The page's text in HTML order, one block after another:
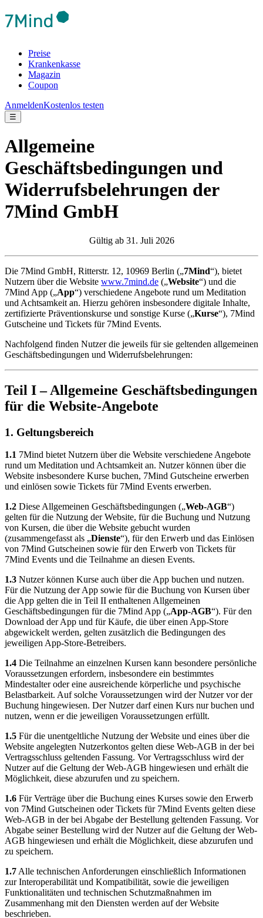
Preise
Krankenkasse
Magazin
Coupon
AnmeldenKostenlos testen
☰
Allgemeine
Geschäftsbedingungen und
Widerrufsbelehrungen der
7Mind GmbH
Gültig ab 31. Juli 2026
Die 7Mind GmbH, Ritterstr. 12, 10969 Berlin („7Mind“), bietet
Nutzern über die Website www.7mind.de („Website“) und die
7Mind App („App“) verschiedene Angebote rund um Meditation
und Achtsamkeit an. Hierzu gehören insbesondere digitale Inhalte,
zertifizierte Präventionskurse und sonstige Kurse („Kurse“), 7Mind
Gutscheine und Tickets für 7Mind Events.
Nachfolgend finden Nutzer die jeweils für sie geltenden allgemeinen
Geschäftsbedingungen und Widerrufsbelehrungen:
Teil I – Allgemeine Geschäftsbedingungen
für die Website-Angebote
1. Geltungsbereich
1.1 7Mind bietet Nutzern über die Website verschiedene Angebote
rund um Meditation und Achtsamkeit an. Nutzer können über die
Website insbesondere Kurse buchen, 7Mind Gutscheine erwerben
und einlösen sowie Tickets für 7Mind Events erwerben.
1.2 Diese Allgemeinen Geschäftsbedingungen („Web-AGB“)
gelten für die Nutzung der Website, für die Buchung und Nutzung
von Kursen, die über die Website gebucht wurden
(zusammengefasst als „Dienste“), für den Erwerb und das Einlösen
von 7Mind Gutscheinen sowie für den Erwerb von Tickets für
7Mind Events und die Teilnahme an diesen Events.
1.3 Nutzer können Kurse auch über die App buchen und nutzen.
Für die Nutzung der App sowie für die Buchung von Kursen über
die App gelten die in Teil II enthaltenen Allgemeinen
Geschäftsbedingungen für die 7Mind App („App-AGB“). Für den
Download der App und für Käufe, die über einen App-Store
abgewickelt werden, gelten zusätzlich die Bedingungen des
jeweiligen App-Store-Betreibers.
1.4 Die Teilnahme an einzelnen Kursen kann besondere persönliche
Voraussetzungen erfordern, insbesondere ein bestimmtes
Mindestalter oder eine ausreichende körperliche und psychische
Belastbarkeit. Auf solche Voraussetzungen wird der Nutzer vor der
Buchung hingewiesen. Der Nutzer darf einen Kurs nur buchen und
nutzen, wenn er die jeweiligen Voraussetzungen erfüllt.
1.5 Für die unentgeltliche Nutzung der Website und eines über die
Website angelegten Nutzerkontos gelten diese Web-AGB in der bei
Vertragsschluss geltenden Fassung. Vor Vertragsschluss wird der
Nutzer auf die Geltung der Web-AGB hingewiesen und erhält die
Möglichkeit, diese abzurufen und zu speichern.
1.6 Für Verträge über die Buchung eines Kurses sowie den Erwerb
von 7Mind Gutscheinen oder Tickets für 7Mind Events gelten diese
Web-AGB in der bei Abgabe der Bestellung geltenden Fassung. Vor
Abgabe seiner Bestellung wird der Nutzer auf die Geltung der Web-
AGB hingewiesen und erhält die Möglichkeit, diese abzurufen und
zu speichern.
1.7Alle technischen Anforderungen einschließlich Informationen
zur Interoperabilität und Kompatibilität, sowie die jeweiligen
Funktionalitäten und technischen Schutzmaßnahmen im
Zusammenhang mit den Diensten werden auf der Website
beschrieben.